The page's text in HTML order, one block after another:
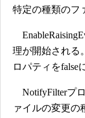
特定の種類のフ
理が開始される
ロパティをfalse
NotifyFilterプ
ァイルの変更の